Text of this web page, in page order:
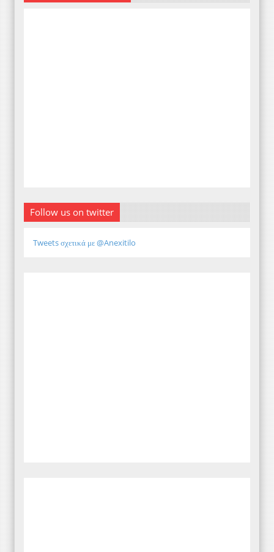
Follow us on twitter
Tweets σχετικά με @Anexitilo